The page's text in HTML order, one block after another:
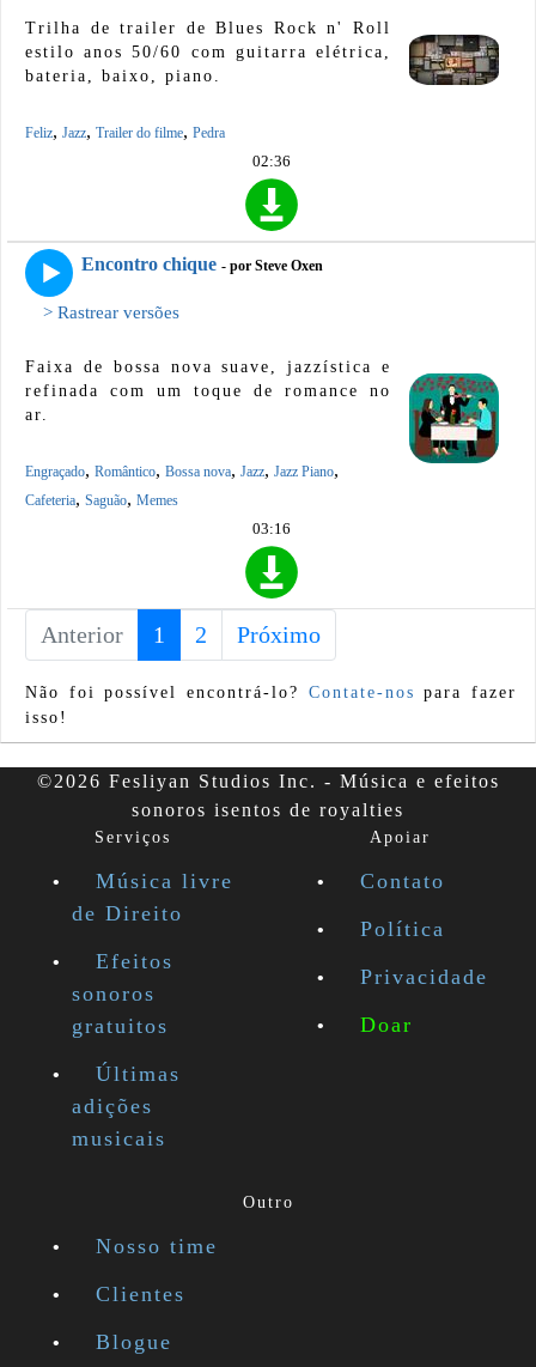
Trilha de trailer de Blues Rock n' Roll
estilo anos 50/60 com guitarra elétrica,
bateria, baixo, piano.
Feliz, Jazz, Trailer do filme, Pedra
02:36
Encontro chique - por Steve Oxen
> Rastrear versões
Faixa de bossa nova suave, jazzística e
refinada com um toque de romance no
ar.
Engraçado, Romântico, Bossa nova, Jazz, Jazz Piano,
Cafeteria, Saguão, Memes
03:16
Anterior 1 (current)
2 Próximo
Não foi possível encontrá-lo? Contate-nos para fazer
isso!
©2026 Fesliyan Studios Inc. - Música e efeitos
sonoros isentos de royalties
Serviços
Música livre
de Direito
Efeitos
sonoros
gratuitos
Últimas
adições
musicais
Apoiar
Contato
Política
Privacidade
Doar
Outro
Nosso time
Clientes
Blogue